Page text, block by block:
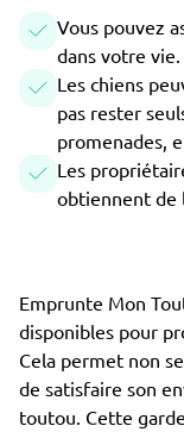
Vous pouvez
dans votre vie.
Les chiens
pas rester
promenades,
Les
obtiennent de
Emprunte Mon
disponibles pour
Cela permet non
de satisfaire son
toutou. Cette